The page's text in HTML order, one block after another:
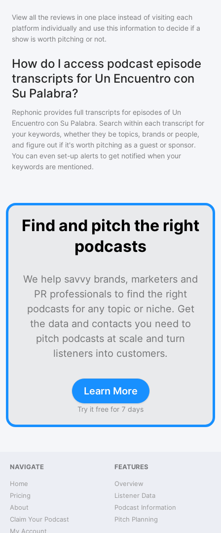
View all the reviews in one place instead of visiting each
platform individually and use this information to decide if a
show is worth pitching or not.
How do I access podcast episode
transcripts for Un Encuentro con
Su Palabra?
Rephonic provides full transcripts for episodes of Un
Encuentro con Su Palabra. Search within each transcript for
your keywords, whether they be topics, brands or people,
and figure out if it's worth pitching as a guest or sponsor.
You can even set-up alerts to get notified when your
keywords are mentioned.
Find and pitch the right
podcasts
We help savvy brands, marketers and
PR professionals to find the right
podcasts for any topic or niche. Get
the data and contacts you need to
pitch podcasts at scale and turn
listeners into customers.
Learn More
Try it free for 7 days
NAVIGATE
Home
Pricing
About
Claim Your Podcast
My Account
FEATURES
Overview
Listener Data
Podcast Information
Pitch Planning